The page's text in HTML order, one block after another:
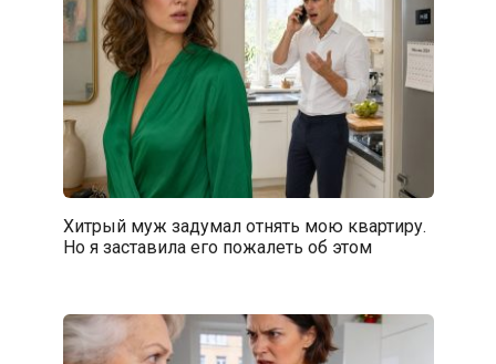
Хитрый муж задумал отнять мою квартиру.
Но я заставила его пожалеть об этом